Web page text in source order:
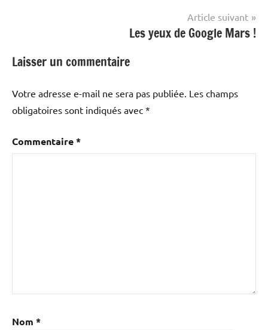
Article suivant
Les yeux de Google Mars !
Laisser un commentaire
Votre adresse e-mail ne sera pas publiée. Les champs
obligatoires sont indiqués avec *
Commentaire*
Nom *